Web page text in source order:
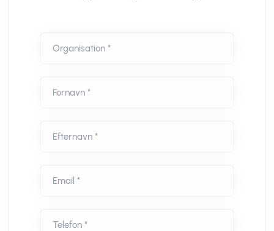
Organisation *
Fornavn *
Efternavn *
Email *
Telefon *